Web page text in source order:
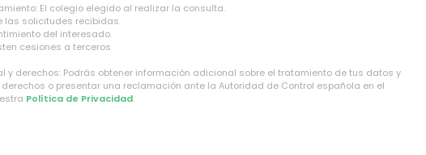
El colegio elegido al realizar la consulta.
las solicitudes recibidas.
del interesado.
cesiones a terceros.
y derechos: Podrás obtener información adicional sobre el tratamiento de tus datos y
o presentar una reclamación ante la Autoridad de Control española en el
Política de Privacidad.